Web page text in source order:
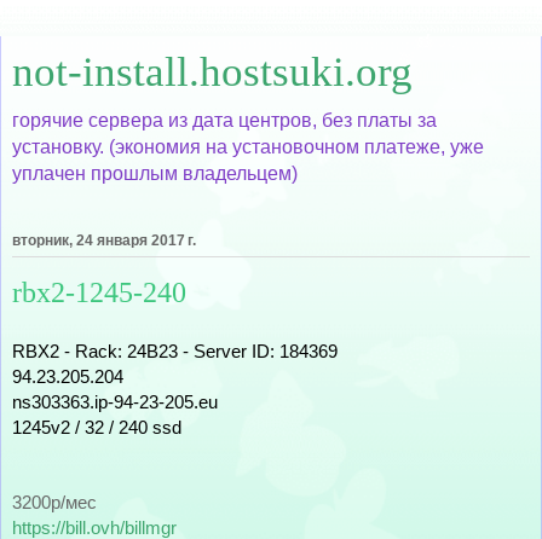
not-install.hostsuki.org
горячие сервера из дата центров, без платы за
установку. (экономия на установочном платеже, уже
уплачен прошлым владельцем)
вторник, 24 января 2017 г.
rbx2-1245-240
RBX2 - Rack: 24B23 - Server ID: 184369
94.23.205.204
ns303363.ip-94-23-205.eu
1245v2 / 32 / 240 ssd
3200р/мес
https://bill.ovh/billmgr